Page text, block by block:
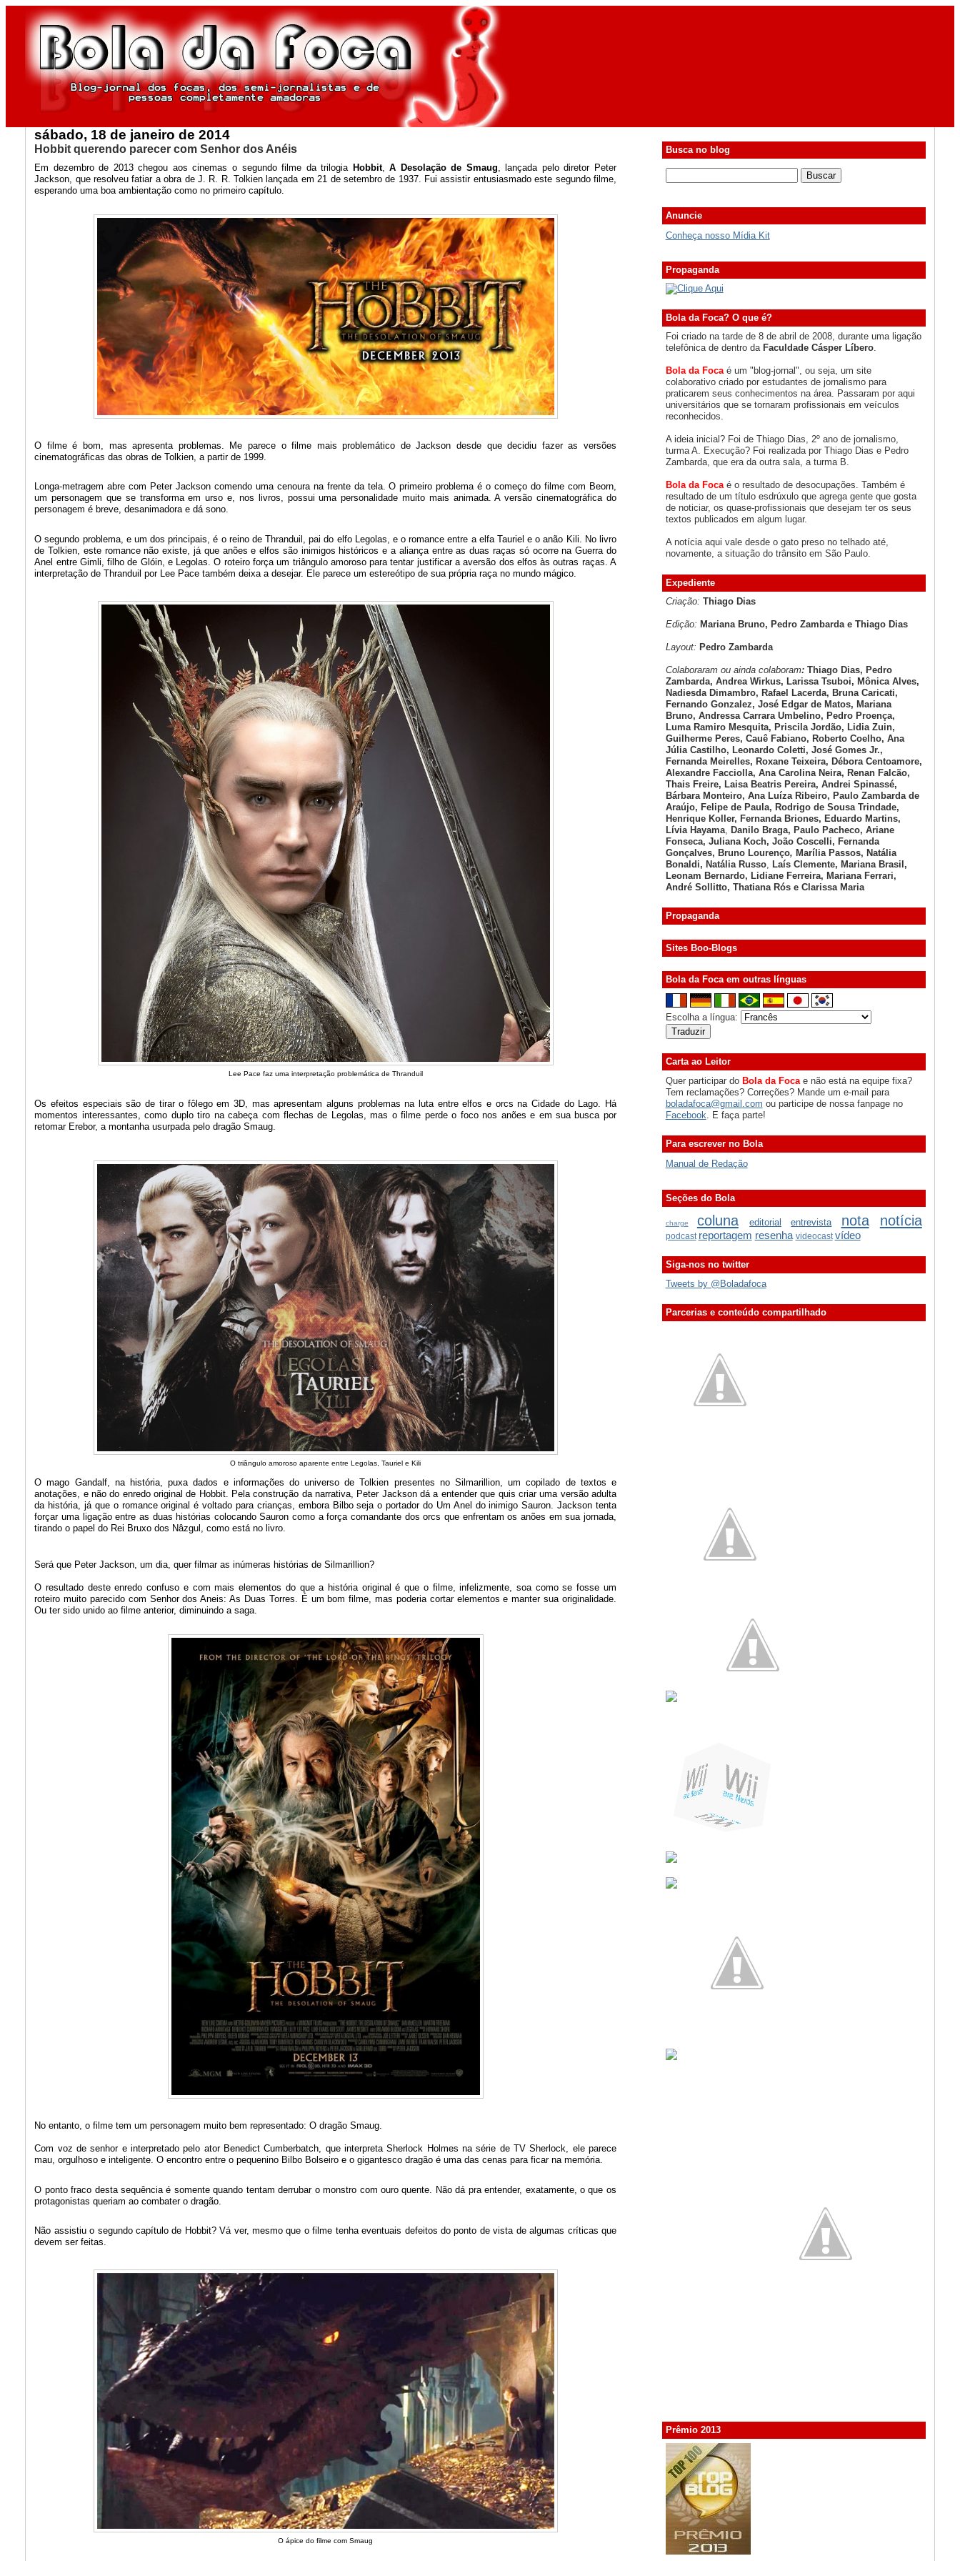
sábado, 18 de janeiro de 2014
Hobbit querendo parecer com Senhor dos Anéis
Em dezembro de 2013 chegou aos cinemas o segundo filme da trilogia Hobbit,A Desolação de Smaug , lançada pelo diretor Peter
Jackson, que resolveu fatiar a obra de J. R. R. Tolkien lançada em 21 de setembro de 1937. Fui assistir entusiasmado este segundo filme,
esperando uma boa ambientação como no primeiro capítulo.
O filme é bom, mas apresenta problemas. Me parece o filme mais problemático de Jackson desde que decidiu fazer as versões
cinematográficas das obras de Tolkien, a partir de 1999.
Longa-metragem abre com Peter Jackson comendo uma cenoura na frente da tela. O primeiro problema é o começo do filme com Beorn,
um personagem que se transforma em urso e, nos livros, possui uma personalidade muito mais animada. A versão cinematográfica do
personagem é breve, desanimadora e dá sono.
O segundo problema, e um dos principais, é o reino de Thranduil, pai do elfo Legolas, e o romance entre a elfa Tauriel e o anão Kili. No livro
de Tolkien, este romance não existe, já que anões e elfos são inimigos históricos e a aliança entre as duas raças só ocorre na Guerra do
Anel entre Gimli, filho de Glóin, e Legolas. O roteiro força um triângulo amoroso para tentar justificar a aversão dos elfos às outras raças. A
interpretação de Thranduil por Lee Pace também deixa a desejar. Ele parece um estereótipo de sua própria raça no mundo mágico.
Lee Pace faz uma interpretação problemática de Thranduil
Os efeitos especiais são de tirar o fôlego em 3D, mas apresentam alguns problemas na luta entre elfos e orcs na Cidade do Lago. Há
momentos interessantes, como duplo tiro na cabeça com flechas de Legolas, mas o filme perde o foco nos anões e em sua busca por
retomar Erebor, a montanha usurpada pelo dragão Smaug.
O triângulo amoroso aparente entre Legolas, Tauriel e Kili
O mago Gandalf, na história, puxa dados e informações do universo de Tolkien presentes no Silmarillion, um copilado de textos e
anotações, e não do enredo original de Hobbit. Pela construção da narrativa, Peter Jackson dá a entender que quis criar uma versão adulta
da história, já que o romance original é voltado para crianças, embora Bilbo seja o portador do Um Anel do inimigo Sauron. Jackson tenta
forçar uma ligação entre as duas histórias colocando Sauron como a força comandante dos orcs que enfrentam os anões em sua jornada,
tirando o papel do Rei Bruxo dos Nâzgul, como está no livro.
Será que Peter Jackson, um dia, quer filmar as inúmeras histórias de Silmarillion?
O resultado deste enredo confuso e com mais elementos do que a história original é que o filme, infelizmente, soa como se fosse um
roteiro muito parecido com Senhor dos Aneis: As Duas Torres. É um bom filme, mas poderia cortar elementos e manter sua originalidade.
Ou ter sido unido ao filme anterior, diminuindo a saga.
No entanto, o filme tem um personagem muito bem representado: O dragão Smaug.
Com voz de senhor e interpretado pelo ator Benedict Cumberbatch, que interpreta Sherlock Holmes na série de TV Sherlock, ele parece
mau, orgulhoso e inteligente. O encontro entre o pequenino Bilbo Bolseiro e o gigantesco dragão é uma das cenas para ficar na memória.
O ponto fraco desta sequência é somente quando tentam derrubar o monstro com ouro quente. Não dá pra entender, exatamente, o que os
protagonistas queriam ao combater o dragão.
Não assistiu o segundo capítulo de Hobbit? Vá ver, mesmo que o filme tenha eventuais defeitos do ponto de vista de algumas críticas que
devem ser feitas.
O ápice do filme com Smaug
Busca no blog
Anuncie
Conheça nosso Mídia Kit
Propaganda
Bola da Foca? O que é?
Foi criado na tarde de 8 de abril de 2008, durante uma ligação
telefônica de dentro da Faculdade Cásper Líbero.
Bola da Foca é um "blog-jornal", ou seja, um site
colaborativo criado por estudantes de jornalismo para
praticarem seus conhecimentos na área. Passaram por aqui
universitários que se tornaram profissionais em veículos
reconhecidos.
A ideia inicial? Foi de Thiago Dias, 2º ano de jornalismo,
turma A. Execução? Foi realizada por Thiago Dias e Pedro
Zambarda, que era da outra sala, a turma B.
Bola da Focaé o resultado de desocupações. Também é
resultado de um título esdrúxulo que agrega gente que gosta
de noticiar, os quase-profissionais que desejam ter os seus
textos publicados em algum lugar.
A notícia aqui vale desde o gato preso no telhado até,
novamente, a situação do trânsito em São Paulo.
Expediente
Criação: Thiago Dias
Edição: Mariana Bruno, Pedro Zambarda e Thiago Dias
Layout: Pedro Zambarda
Colaboraram ou ainda colaboram: Thiago Dias, Pedro
Zambarda, Andrea Wirkus, Larissa Tsuboi, Mônica Alves,
Nadiesda Dimambro, Rafael Lacerda, Bruna Caricati,
Fernando Gonzalez, José Edgar de Matos, Mariana
Bruno, Andressa Carrara Umbelino, Pedro Proença,
Luma Ramiro Mesquita, Priscila Jordão, Lidia Zuin,
Guilherme Peres, Cauê Fabiano, Roberto Coelho, Ana
Júlia Castilho, Leonardo Coletti, José Gomes Jr.,
Fernanda Meirelles, Roxane Teixeira, Débora Centoamore,
Alexandre Facciolla, Ana Carolina Neira, Renan Falcão,
Thais Freire, Laisa Beatris Pereira, Andrei Spinassé,
Bárbara Monteiro, Ana Luíza Ribeiro, Paulo Zambarda de
Araújo, Felipe de Paula, Rodrigo de Sousa Trindade,
Henrique Koller, Fernanda Briones, Eduardo Martins,
Lívia Hayama, Danilo Braga, Paulo Pacheco, Ariane
Fonseca, Juliana Koch, João Coscelli, Fernanda
Gonçalves, Bruno Lourenço, Marília Passos, Natália
Bonaldi, Natália Russo, Laís Clemente, Mariana Brasil,
Leonam Bernardo, Lidiane Ferreira, Mariana Ferrari,
André Sollitto, Thatiana Rós e Clarissa Maria
Propaganda
Sites Boo-Blogs
Bola da Foca em outras línguas
Escolha a língua:
Carta ao Leitor
Quer participar do Bola da Focae não está na equipe fixa?
Tem reclamações? Correções? Mande um e-mail para
boladafoca@gmail.com ou participe de nossa fanpage no
Facebook . E faça parte!
Para escrever no Bola
Manual de Redação
Seções do Bola
charge coluna editorial entrevista nota notícia
podcast reportagem resenha videocast vídeo
Siga-nos no twitter
Tweets by @Boladafoca
Parcerias e conteúdo compartilhado
Prêmio 2013